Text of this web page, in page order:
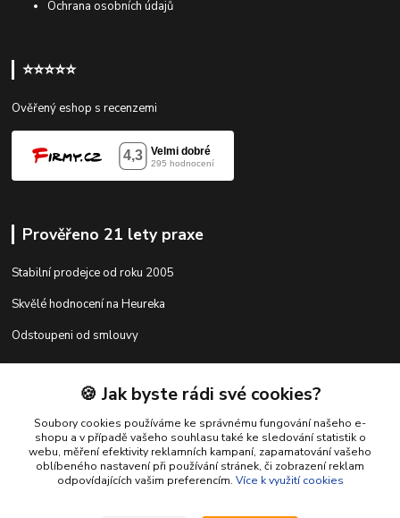
Ochrana osobních údajů
⭐⭐⭐⭐⭐
Ověřený eshop s recenzemi
Prověřeno 21 lety praxe
Stabilní prodejce od roku 2005
Skvělé hodnocení na Heureka
Odstoupeni od smlouvy
Kontakty
shop@racing-tuning-shop.cz
🍪 Jak byste rádi své cookies?
Soubory cookies používáme ke správnému fungování našeho e-
shopu a v případě vašeho souhlasu také ke sledování statistik o
webu, měření efektivity reklamních kampaní, zapamatování vašeho
oblíbeného nastavení při používání stránek, či zobrazení reklam
odpovídajících vašim preferencím. Více k využití cookies